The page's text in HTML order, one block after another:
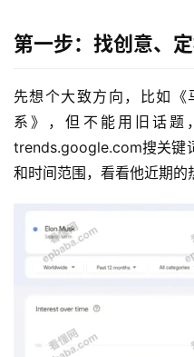
第一步：找创意、
先想个大致方向，比如
系》，但不能用旧话题
trends.google.com搜关键
和时间范围，看看他近期的